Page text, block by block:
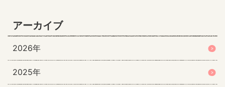
アーカイブ
2026年
2025年